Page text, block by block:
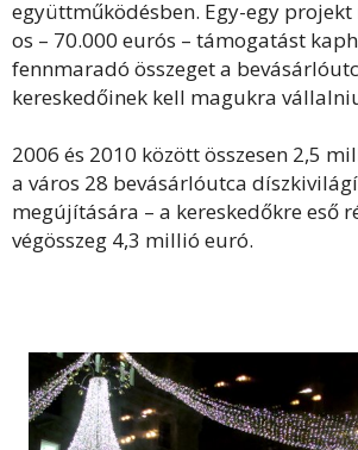
együttműködésben. Egy-egy
os – 70.000 eurós – támogatást
fennmaradó összeget a
kereskedőinek kell magukra
2006 és 2010 között összesen 2,5
a város 28 bevásárlóutca
megújítására – a kereskedőkre eső
végösszeg 4,3 millió euró.